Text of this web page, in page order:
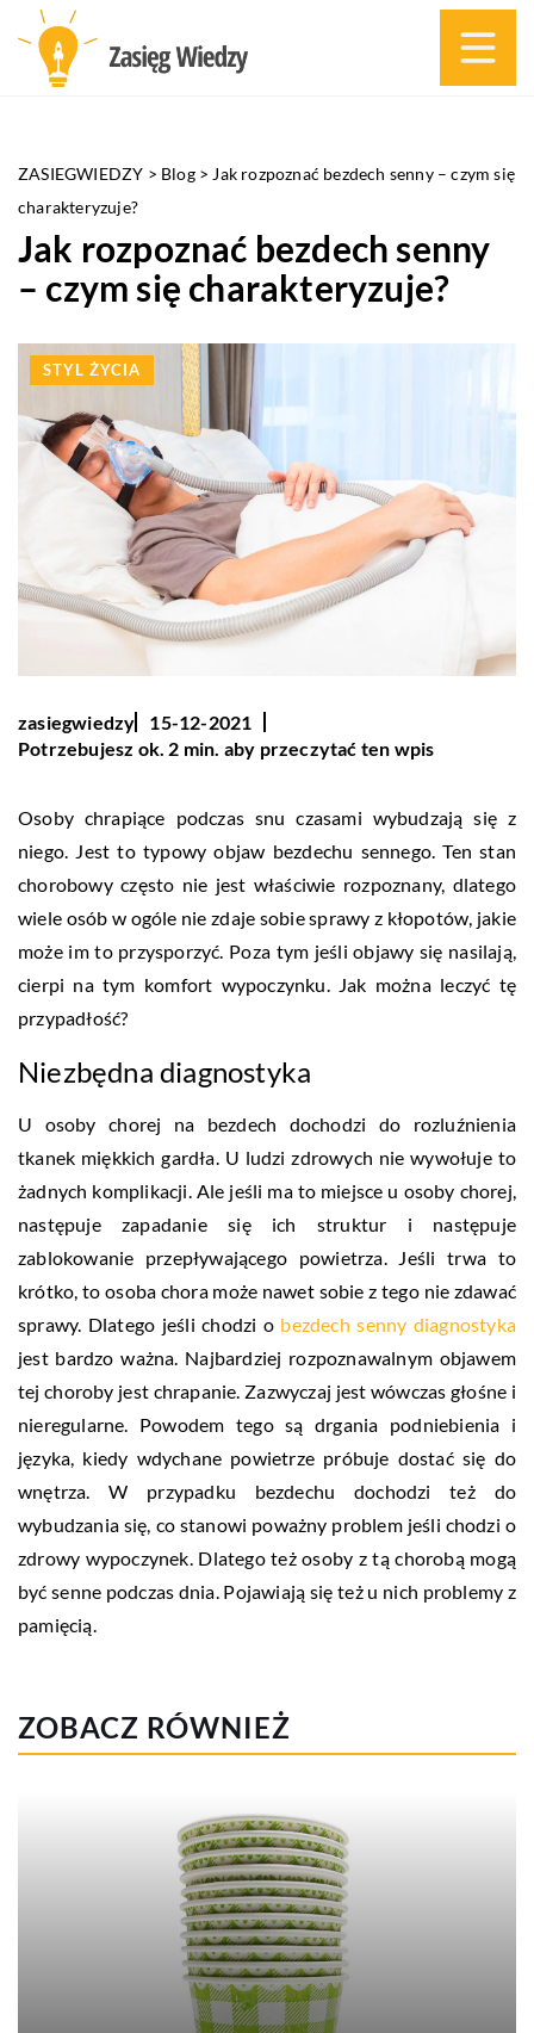
ZASIEGWIEDZY > Blog> Jak rozpoznać bezdech senny – czym się
charakteryzuje?
Jak rozpoznać bezdech senny
– czym się charakteryzuje?
STYL ŻYCIA
zasiegwiedzy
15-12-2021
Potrzebujesz ok. 2 min. aby przeczytać ten wpis
Osoby chrapiące podczas snu czasami wybudzają się z
niego. Jest to typowy objaw bezdechu sennego. Ten stan
chorobowy często nie jest właściwie rozpoznany, dlatego
wiele osób w ogóle nie zdaje sobie sprawy z kłopotów, jakie
może im to przysporzyć. Poza tym jeśli objawy się nasilają,
cierpi na tym komfort wypoczynku. Jak można leczyć tę
przypadłość?
Niezbędna diagnostyka
U osoby chorej na bezdech dochodzi do rozluźnienia
tkanek miękkich gardła. U ludzi zdrowych nie wywołuje to
żadnych komplikacji. Ale jeśli ma to miejsce u osoby chorej,
następuje zapadanie się ich struktur i następuje
zablokowanie przepływającego powietrza. Jeśli trwa to
krótko, to osoba chora może nawet sobie z tego nie zdawać
sprawy. Dlatego jeśli chodzi o bezdech senny diagnostyka
jest bardzo ważna. Najbardziej rozpoznawalnym objawem
tej choroby jest chrapanie. Zazwyczaj jest wówczas głośne i
nieregularne. Powodem tego są drgania podniebienia i
języka, kiedy wdychane powietrze próbuje dostać się do
wnętrza. W przypadku bezdechu dochodzi też do
wybudzania się, co stanowi poważny problem jeśli chodzi o
zdrowy wypoczynek. Dlatego też osoby z tą chorobą mogą
być senne podczas dnia. Pojawiają się też u nich problemy z
pamięcią.
ZOBACZ RÓWNIEŻ